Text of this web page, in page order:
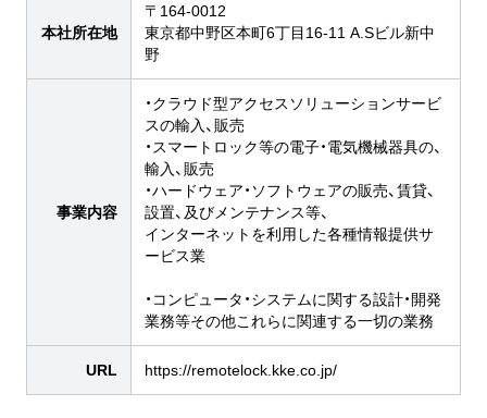
本社所在地
〒164-0012
東京都中野区本町6丁目16-11 A.Sビル新中
野
事業内容
・クラウド型アクセスソリューションサービ
スの輸入、販売
・スマートロック等の電子・電気機械器具の、
輸入、販売
・ハードウェア・ソフトウェアの販売、賃貸、
設置、及びメンテナンス等、
インターネットを利用した各種情報提供サ
ービス業
・コンピュータ・システムに関する設計・開発
業務等その他これらに関連する一切の業務
URL https://remotelock.kke.co.jp/